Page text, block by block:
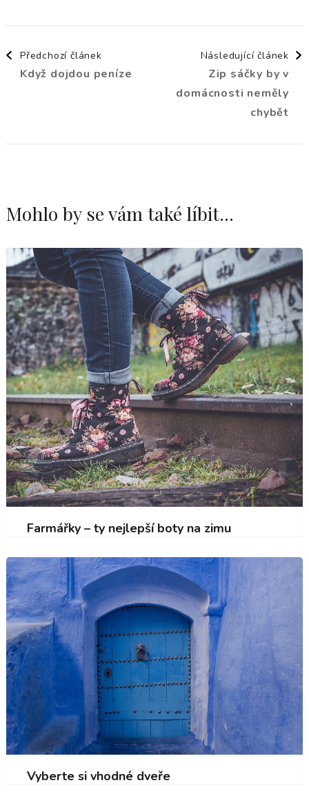
Navigace
příspěvku
Předchozí článek
Když dojdou peníze
Následující článek
Zip sáčky by v
domácnosti neměly
chybět
Mohlo by se vám také líbit...
Farmářky – ty nejlepší boty na zimu
Vyberte si vhodné dveře